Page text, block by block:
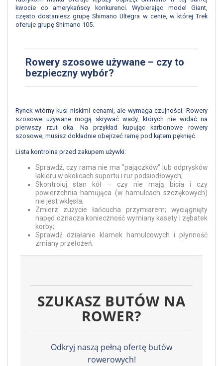
kwocie co amerykańscy konkurenci. Wybierając model Giant,
często dostaniesz grupę Shimano Ultegra w cenie, w której Trek
oferuje grupę Shimano 105.
Rowery szosowe używane – czy to
bezpieczny wybór?
Rynek wtórny kusi niskimi cenami, ale wymaga czujności. Rowery
szosowe używane mogą skrywać wady, których nie widać na
pierwszy rzut oka. Na przykład kupując karbonowe rowery
szosowe, musisz dokładnie obejrzeć ramę pod kątem pęknięć.
Lista kontrolna przed zakupem używki:
Sprawdź, czy rama nie ma "pajączków" lub odprysków
lakieru w okolicach suportu i rur podsiodłowych;
Skontroluj stan kół – czy nie mają bicia i czy
powierzchnia hamująca (w hamulcach szczękowych)
nie jest wklęsła;
Zmierz zużycie łańcucha przymiarem; wyciągnięty
napęd oznacza konieczność wymiany kasety i zębatek
korby;
Sprawdź działanie klamek hamulcowych i płynność
zmiany przełożeń.
SZUKASZ BUTÓW NA
ROWER?
Odkryj naszą pełną ofertę butów
rowerowych!